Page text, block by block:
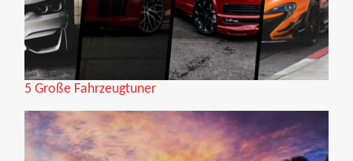
5 Große Fahrzeugtuner